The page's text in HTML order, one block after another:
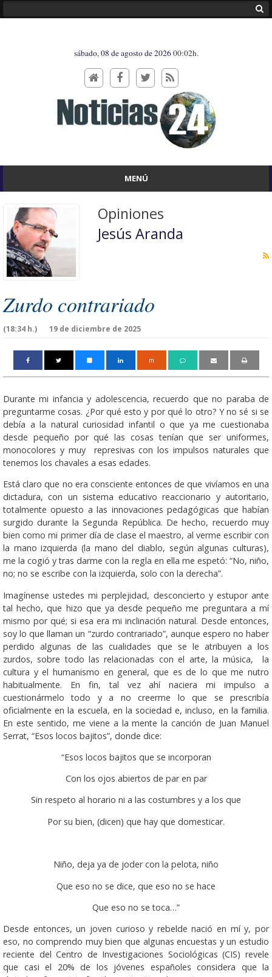
sábado, 08 de agosto de 202600:02h.
MENÚ
Opiniones
Jesús Aranda
Zurdo contrariado
19 de diciembre de 2025
(18:34 h.)
m
Durante mi infancia y adolescencia, recuerdo que no paraba de
preguntarme cosas. ¿Por qué esto y por qué lo otro? Y no sé si se
debía a la natural curiosidad infantil o que ya me cuestionaba
desde pequeño por qué las cosas tenían que ser uniformes,
monocolores y muy represivas con los impulsos naturales que
tenemos los chavales a esas edades.
Está claro que no era consciente entonces de que vivíamos en una
dictadura, con un sistema educativo reaccionario y autoritario,
totalmente opuesto a las innovaciones pedagógicas que habían
surgido durante la Segunda República. De hecho, recuerdo muy
bien como mi primer día de clase el maestro, al verme escribir con
la mano izquierda (la mano del diablo, según algunas culturas),
me la cogió y tras darme con la regla en ella me espetó: “No, niño,
no; no se escribe con la izquierda, solo con la derecha”.
Imagínense ustedes mi perplejidad, desconcierto y estupor ante
tal hecho, que hizo que ya desde pequeño me preguntara a mí
mismo por qué; si esa era mi inclinación natural. Desde entonces,
soy lo que llaman un “zurdo contrariado”, aunque espero no haber
perdido algunas de las cualidades que se le atribuyen a los
zurdos, sobre todo las relacionadas con el arte, la música, la
cultura y el humanismo en general, que es de lo que me nutro
habitualmente. En fin, tal vez ahí naciera mi impulso a
cuestionármelo todo y a no creerme lo que se prescribía
oficialmente en la escuela, en la sociedad e, incluso, en la familia.
En este sentido, me viene a la mente la canción de Juan Manuel
Serrat, “Esos locos bajitos”, donde dice:
“Esos locos bajitos que se incorporan
Con los ojos abiertos de par en par
Sin respeto al horario ni a las costumbres y a los que
Por su bien, (dicen) que hay que domesticar.
Niño, deja ya de joder con la pelota, niño
Que eso no se dice, que eso no se hace
Que eso no se toca…”
Desde entonces, un joven curioso y rebelde nació en mí y, por
eso, no comprendo muy bien que algunas encuestas y un estudio
reciente del Centro de Investigaciones Sociológicas (CIS) revele
que casi el 20% de los jóvenes españoles considera que la